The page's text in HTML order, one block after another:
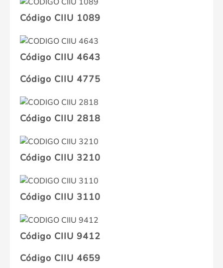
Código CIIU 1089
Código CIIU 4643
Código CIIU 4775
Código CIIU 2818
Código CIIU 3210
Código CIIU 3110
Código CIIU 9412
Código CIIU 4659